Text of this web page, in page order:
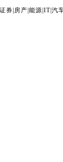
证券 房产 能源 IT| 汽